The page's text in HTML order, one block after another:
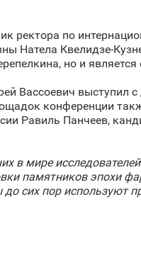
ректора по
Натела Квелидзе-
но и
Вассоевич
конференции
Равиль Панчеев,
в мире
памятников эпохи
сих пор используют